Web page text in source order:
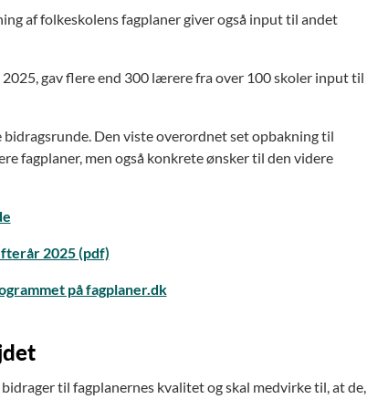
af folkeskolens fagplaner giver også input til andet
gav flere end 300 lærere fra over 100 skoler input til
Den viste overordnet set opbakning til
fagplaner, men også konkrete ønsker til den videre
2025 (pdf)
på fagplaner.dk
til fagplanernes kvalitet og skal medvirke til, at de,